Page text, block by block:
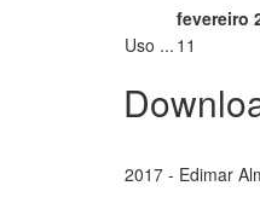
fevereiro
Uso ... 11
2017 - Edimar